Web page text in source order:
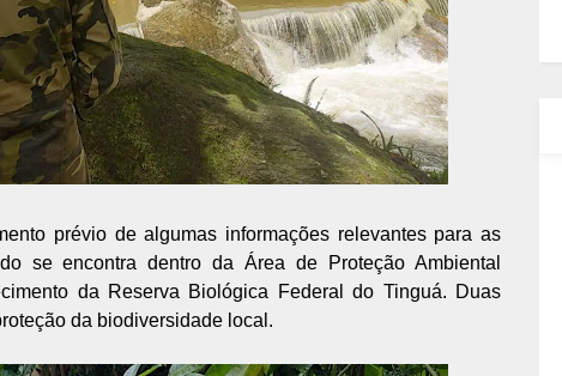
prévio de algumas informações relevantes para as
se encontra dentro da Área de Proteção Ambiental
da Reserva Biológica Federal do Tinguá. Duas
da biodiversidade local.